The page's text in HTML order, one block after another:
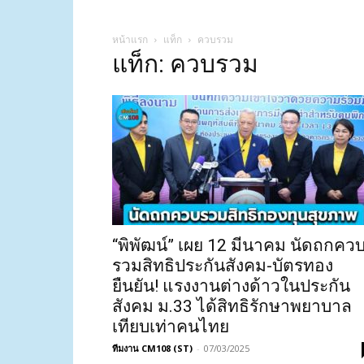
หน้าแรก แท็ก ควบรวม
แท็ก: ควบรวม
“พิพัฒน์” เผย 12 มีนาคม นัดถกคว
รวมสิทธิประกันสังคม-บัตรทอง
ยืนยัน! แรงงานต่างด้าวในประกัน
สังคม ม.33 ได้สิทธิรักษาพยาบาล
เทียบเท่าคนไทย
ทีมงาน CM108 (ST) - 07/03/2025